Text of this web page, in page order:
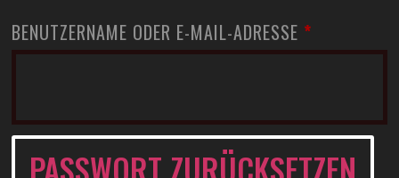
BENUTZERNAME ODER E-MAIL-ADRESSE *